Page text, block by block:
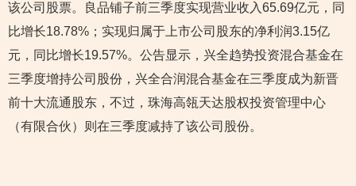
该公司股票。良品铺子前三季度实现营业收入65.69亿元，同
比增长18.78%；实现归属于上市公司股东的净利润3.15亿
元，同比增长19.57%。公告显示，兴全趋势投资混合基金在
三季度增持公司股份，兴全合润混合基金在三季度成为新晋
前十大流通股东，不过，珠海高瓴天达股权投资管理中心
（有限合伙）则在三季度减持了该公司股份。